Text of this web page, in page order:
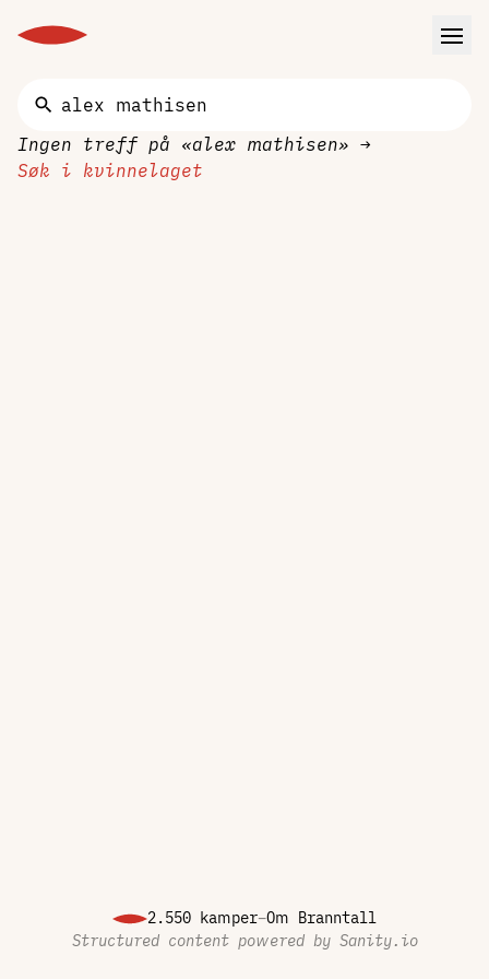
Ingen treff på «alex mathisen» →
Søk i kvinnelaget
2.550 kamper–Om Branntall
Structured content powered by Sanity.io